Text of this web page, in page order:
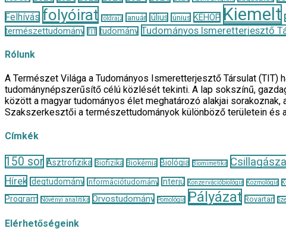
Felhívás folyóirat földrajz január július június KEHOP Kiemelt
természettudomány TIT tudomány Tudományos Ismeretterjesztő
Rólunk
A Természet Világa a Tudományos Ismeretterjesztő Társulat
tudománynépszerűsítő célú közlését tekinti. A lap sokszínű,
között a magyar tudományos élet meghatározó alakjai
Szakszerkesztői a természettudományok különböző területein és
Címkék
150 sor Asztrofizika Biofizika Biokémia Biológia Biomimetika
Hírek Idegtudomány Információtudomány Interjú Konzervációbiológia Kozmológia
Program
Növényi analitika Orvostudomány Pomológia Pályázat Rovartan
Elérhetőségeink